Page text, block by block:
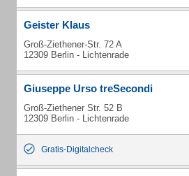
Geister Klaus
Groß-Ziethener-Str. 72 A
12309 Berlin - Lichtenrade
Giuseppe Urso treSecondi
Groß-Ziethener Str. 52 B
12309 Berlin - Lichtenrade
Gratis-Digitalcheck